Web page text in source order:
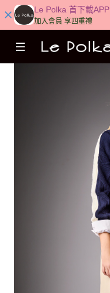
Le Polka 首下載APP
加入會員 享四重禮